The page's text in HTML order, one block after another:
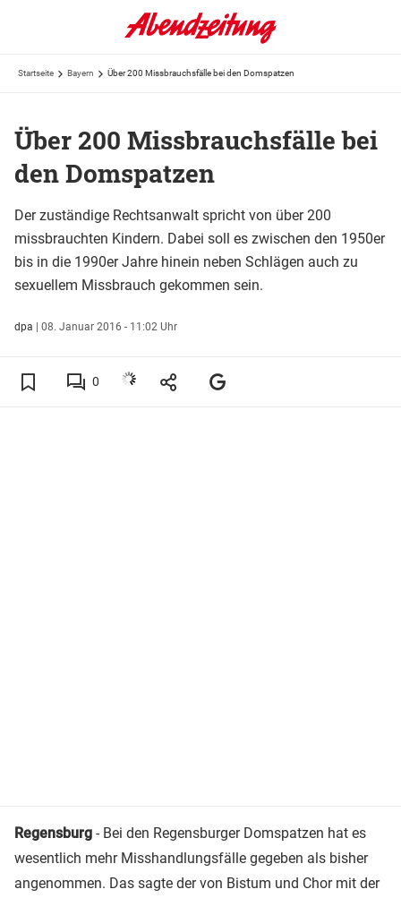
Startseite Bayern Über 200 Missbrauchsfälle bei den Domspatzen
Über 200 Missbrauchsfälle bei
den Domspatzen
Der zuständige Rechtsanwalt spricht von über 200
missbrauchten Kindern. Dabei soll es zwischen den 1950er
bis in die 1990er Jahre hinein neben Schlägen auch zu
sexuellem Missbrauch gekommen sein.
dpa | 08. Januar 2016 - 11:02 Uhr
0
Regensburg - Bei den Regensburger Domspatzen hat es
wesentlich mehr Misshandlungsfälle gegeben als bisher
angenommen. Das sagte der von Bistum und Chor mit der